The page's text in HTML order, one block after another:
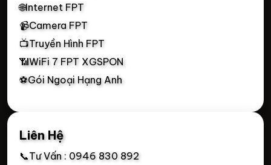
🌐Internet FPT
📹Camera FPT
📺Truyền Hình FPT
📶WiFi 7 FPT XGSPON
⚽Gói Ngoại Hạng Anh
Liên Hệ
📞Tư Vấn : 0946 830 892